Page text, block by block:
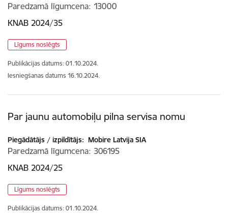
Paredzamā līgumcena 13000
KNAB 2024/35
Līgums noslēgts
Publikācijas datums: 01.10.2024.
Iesniegšanas datums 16.10.2024.
Par jaunu automobiļu pilna servisa nomu
Piegādātājs / izpildītājs: Mobire Latvija SIA
Paredzamā līgumcena 306195
KNAB 2024/25
Līgums noslēgts
Publikācijas datums: 01.10.2024.